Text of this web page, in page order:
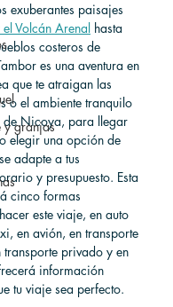
y granjas
exuberantes paisajes
el Volcán Arenal hasta
costeros de
es una aventura en
que te atraigan las
o el ambiente tranquilo
de Nicoya, para llegar
elegir una opción de
adapte a tus
y presupuesto. Esta
cinco formas
este viaje, en auto
en avión, en transporte
privado y en
información
tu viaje sea perfecto.